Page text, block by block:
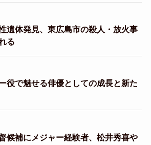
遺体発見、東広島市の殺人・放火事
る
役で魅せる俳優としての成長と新た
候補にメジャー経験者、松井秀喜や